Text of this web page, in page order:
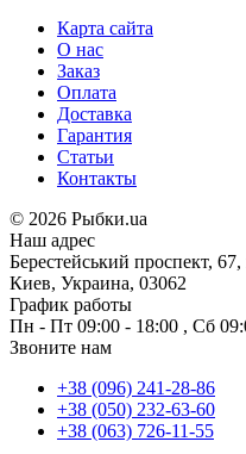
Карта сайта
О нас
Заказ
Оплата
Доставка
Гарантия
Статьи
Контакты
© 2026 Рыбки.ua
Наш адрес
Берестейський проспект,
Киев, Украина, 03062
График работы
Пн - Пт 09:00 - 18:00 , Сб
Звоните нам
+38 (096) 241-28-86
+38 (050) 232-63-60
+38 (063) 726-11-55